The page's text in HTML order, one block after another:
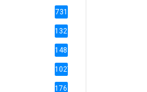
731
1321
1488
1027
1769